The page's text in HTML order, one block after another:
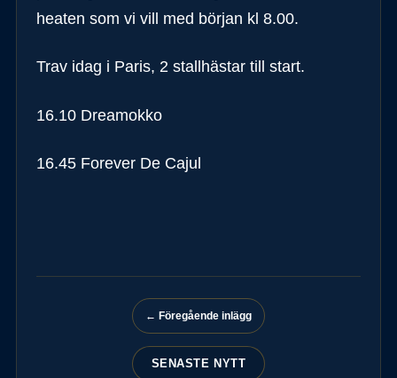
heaten som vi vill med början kl 8.00.
Trav idag i Paris, 2 stallhästar till start.
16.10 Dreamokko
16.45 Forever De Cajul
← Föregående inlägg
SENASTE NYTT